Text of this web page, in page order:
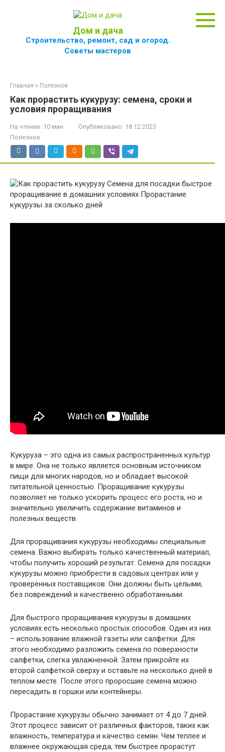
Дом и дача
Строительство, ремонт, сад и огород.
Советы мастеров
Главная » Полезное
Как прорастить кукурузу: семена, сроки и
условия проращивания
На чтение: 10 мин Опубликовано: 18.12.2023
Полезное
Кукуруза – это одна из самых распространенных культур
в мире. Она не только является основным источником
пищи для многих народов, но и обладает высокой
питательной ценностью. Проращивание кукурузы
позволяет не только ускорить процесс его роста, но и
значительно увеличить содержание витаминов и
полезных веществ.
Для проращивания кукурузы необходимы специальные
семена. Важно выбирать только качественный материал,
чтобы получить хороший результат. Семена для посадки
кукурузы можно приобрести в садовых центрах или у
проверенных поставщиков. Они должны быть целыми,
без повреждений и качественно обработанными.
Для быстрого проращивания кукурузы в домашних
условиях есть несколько простых способов. Один из них
– использование влажной газеты или салфетки. Для
этого необходимо разложить семена по поверхности
салфетки, слегка увлажненной. Затем прикройте их
второй салфеткой сверху и оставьте на несколько дней в
теплом месте. После этого проросшие семена можно
пересадить в горшки или контейнеры.
Прорастание кукурузы обычно занимает от 4 до 7 дней.
Этот процесс зависит от различных факторов, таких как
влажность, температура и качество семян. Чем теплее и
влажнее окружающая среда, тем быстрее прорастут